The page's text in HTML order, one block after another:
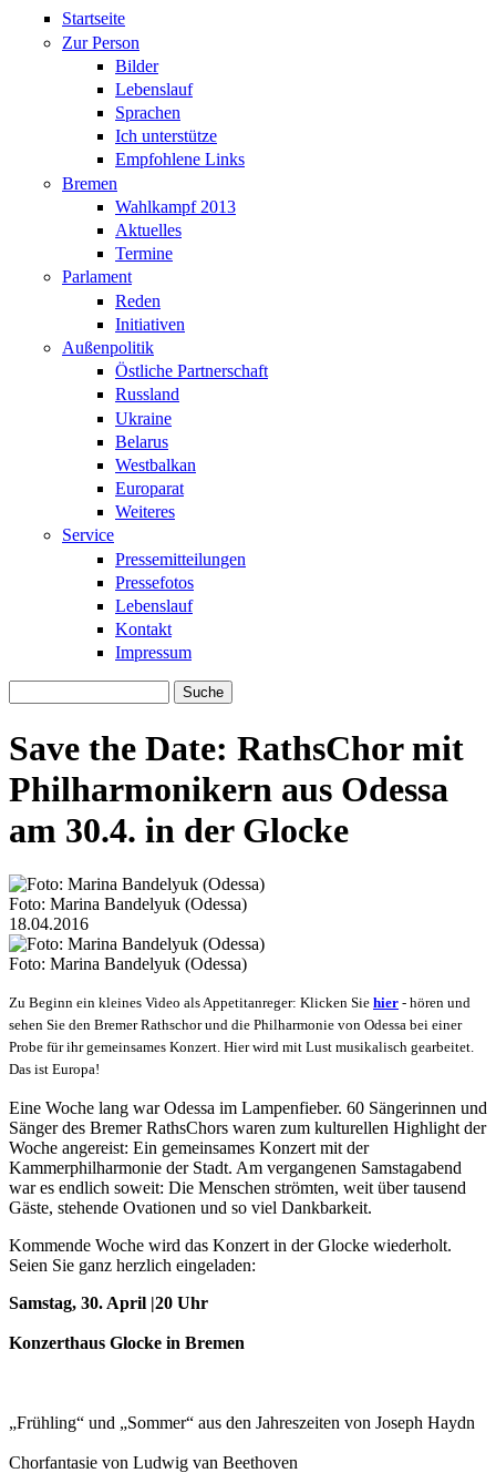
Startseite
Zur Person
Bilder
Lebenslauf
Sprachen
Ich unterstütze
Empfohlene Links
Bremen
Wahlkampf 2013
Aktuelles
Termine
Parlament
Reden
Initiativen
Außenpolitik
Östliche Partnerschaft
Russland
Ukraine
Belarus
Westbalkan
Europarat
Weiteres
Service
Pressemitteilungen
Pressefotos
Lebenslauf
Kontakt
Impressum
Save the Date: RathsChor mit
Philharmonikern aus Odessa
am 30.4. in der Glocke
jan_huebner.jpg
Foto: Marina Bandelyuk (Odessa)
18.04.2016
jan_huebner.jpg
Foto: Marina Bandelyuk (Odessa)
Zu Beginn ein kleines Video als Appetitanreger: Klicken Sie hier - hören und
sehen Sie den Bremer Rathschor und die Philharmonie von Odessa bei einer
Probe für ihr gemeinsames Konzert. Hier wird mit Lust musikalisch gearbeitet.
Das ist Europa!
Eine Woche lang war Odessa im Lampenfieber. 60 Sängerinnen und
Sänger des Bremer RathsChors waren zum kulturellen Highlight der
Woche angereist: Ein gemeinsames Konzert mit der
Kammerphilharmonie der Stadt. Am vergangenen Samstagabend
war es endlich soweit: Die Menschen strömten, weit über tausend
Gäste, stehende Ovationen und so viel Dankbarkeit.
Kommende Woche wird das Konzert in der Glocke wiederholt.
Seien Sie ganz herzlich eingeladen:
Samstag, 30. April |20 Uhr
Konzerthaus Glocke in Bremen
„Frühling“ und „Sommer“ aus den Jahreszeiten von Joseph Haydn
Chorfantasie von Ludwig van Beethoven